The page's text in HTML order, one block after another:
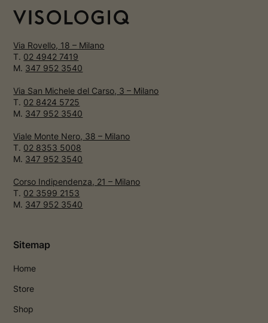
Via Rovello, 18 – Milano
T. 02 4942 7419
M. 347 952 3540
Via San Michele del Carso, 3 – Milano
T. 02 8424 5725
M. 347 952 3540
Viale Monte Nero, 38 – Milano
T. 02 8353 5008
M. 347 952 3540
Corso Indipendenza, 21 – Milano
T. 02 3599 2153
M. 347 952 3540
Sitemap
Home
Store
Shop